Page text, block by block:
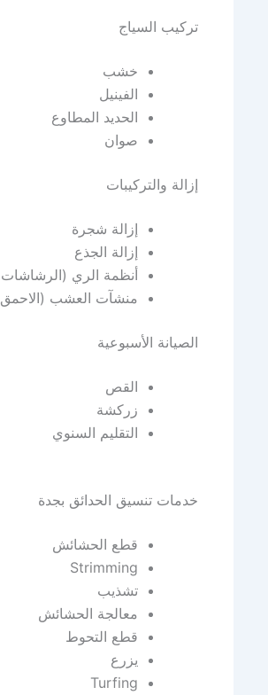
تركيب السياج
خشب
الفينيل
الحديد المطاوع
صوان
إزالة والتركيبات
إزالة شجرة
إزالة الجذع
أنظمة الري (الرشاشات
منشآت العشب (الاحمق
الصيانة الأسبوعية
القص
زركشة
التقليم السنوي
خدمات تنسيق الحدائق بجدة
قطع الحشائش
Strimming
تشذيب
معالجة الحشائش
قطع التحوط
يزرع
Turfing